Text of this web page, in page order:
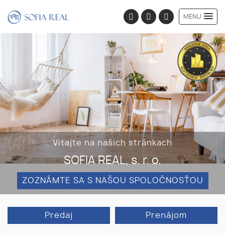
MENU
Vitajte na našich stránkach
SOFIA REAL, s. r. o.
ZOZNÁMTE SA S NAŠOU SPOLOČNOSŤOU
Predaj Prenájom